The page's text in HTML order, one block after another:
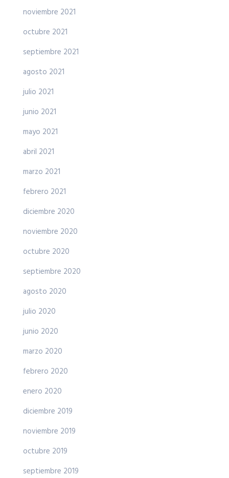
noviembre 2021
octubre 2021
septiembre 2021
agosto 2021
julio 2021
junio 2021
mayo 2021
abril 2021
marzo 2021
febrero 2021
diciembre 2020
noviembre 2020
octubre 2020
septiembre 2020
agosto 2020
julio 2020
junio 2020
marzo 2020
febrero 2020
enero 2020
diciembre 2019
noviembre 2019
octubre 2019
septiembre 2019